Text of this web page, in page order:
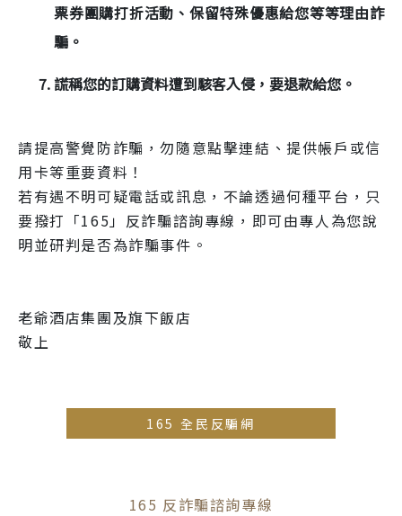
票券團購打折活動、保留特殊優惠給您等等理由詐
騙。
謊稱您的訂購資料遭到駭客入侵，要退款給您。
請提高警覺防詐騙，勿隨意點擊連結、提供帳戶或信
用卡等重要資料！
若有遇不明可疑電話或訊息，不論透過何種平台，只
要撥打「165」反詐騙諮詢專線，即可由專人為您說
明並研判是否為詐騙事件。
老爺酒店集團及旗下飯店
敬上
165 全民反騙網
165 反詐騙諮詢專線